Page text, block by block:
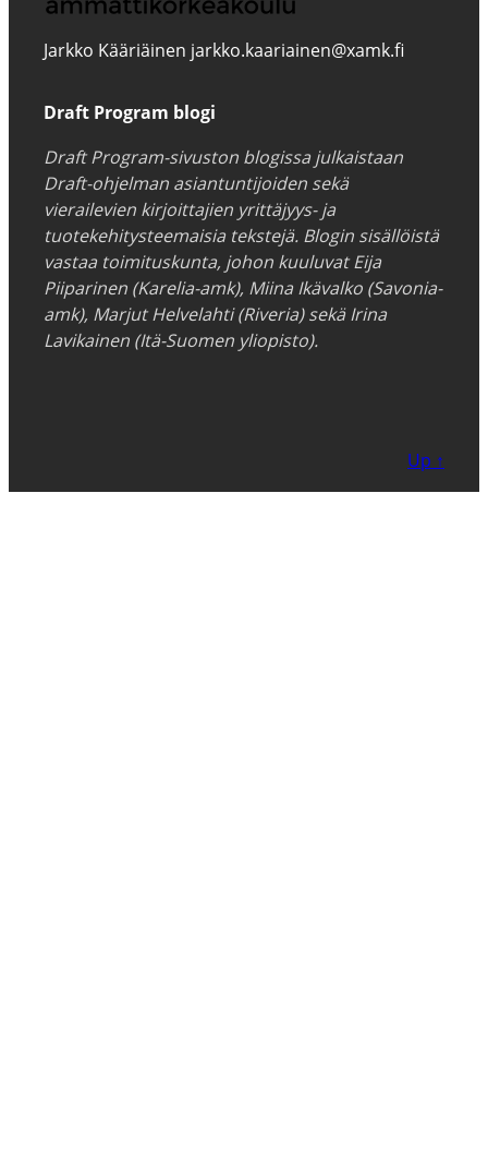
Jarkko Kääriäinen jarkko.kaariainen@xamk.fi
Draft Program blogi
Draft Program-sivuston blogissa julkaistaan
Draft-ohjelman asiantuntijoiden sekä
vierailevien kirjoittajien yrittäjyys- ja
tuotekehitysteemaisia tekstejä. Blogin sisällöistä
vastaa toimituskunta, johon kuuluvat Eija
Piiparinen (Karelia-amk), Miina Ikävalko (Savonia-
amk), Marjut Helvelahti (Riveria) sekä Irina
Lavikainen (Itä-Suomen yliopisto).
Up ↑